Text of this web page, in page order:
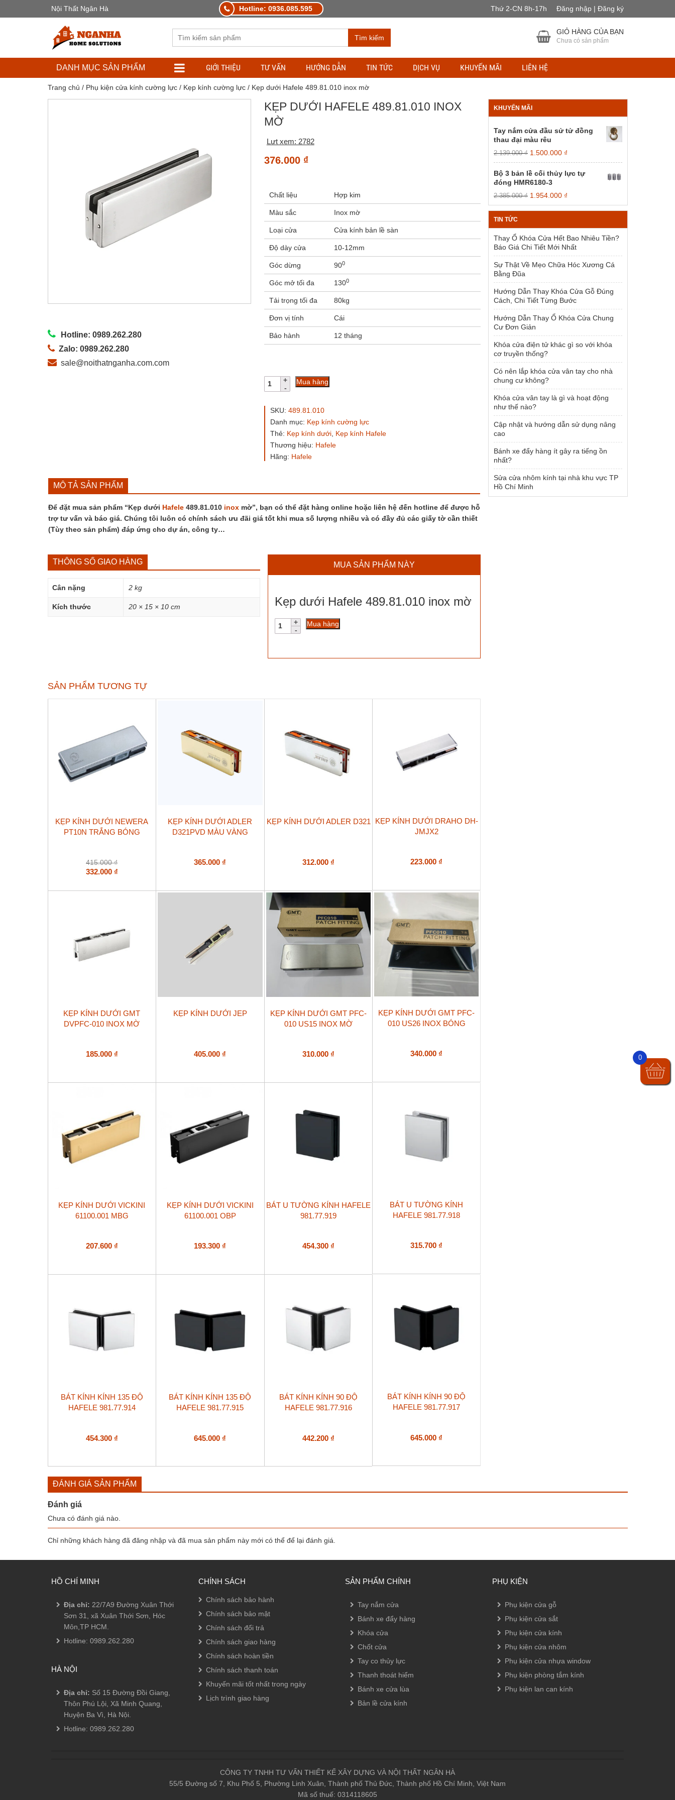
Nội Thất Ngân Hà Hotline: 0936.085.595 Thứ 2-CN 8h-17h Đăng nhập | Đăng ký
Tìm kiếm
GIỎ HÀNG CỦA BẠN
Chưa có sản phẩm
DANH MỤC SẢN PHẨM GIỚI THIỆU TƯ VẤN HƯỚNG DẪN TIN TỨC DỊCH VỤ KHUYẾN MÃI LIÊN HỆ
Trang chủ / Phụ kiện cửa kính cường lực/ Kẹp kính cường lực/ Kẹp dưới Hafele 489.81.010 inox mờ
Hotline: 0989.262.280
Zalo: 0989.262.280
sale@noithatnganha.com.com
KẸP DƯỚI HAFELE 489.81.010 INOX
MỜ
Lưt xem: 2782
376.000 ₫
Chất liệu Hợp kim
Màu sắc Inox mờ
Loại cửa Cửa kính bản lề sàn
Độ dày cửa 10-12mm
Góc dừng 900
Góc mở tối đa 1300
Tải trọng tối đa 80kg
Đơn vị tính Cái
Bảo hành 12 tháng
Kẹp
489.81.010
mờ
số
lượng
Mua hàng
SKU: 489.81.010
Danh mục: Kẹp kính cường lực
Thẻ: Kẹp kính dưới, Kẹp kính Hafele
Thương hiệu: Hafele
Hãng: Hafele
MÔ TẢ SẢN PHẨM
Để đặt mua sản phẩm “Kẹp dưới Hafele489.81.010 inoxmờ”, bạn có thể đặt hàng online hoặc liên hệ đến hotline để được hỗ
trợ tư vấn và báo giá. Chúng tôi luôn có chính sách ưu đãi giá tốt khi mua số lượng nhiều và có đầy đủ các giấy tờ cần thiết
(Tùy theo sản phẩm) đáp ứng cho dự án, công ty…
THÔNG SỐ GIAO HÀNG
Cân nặng 2 kg
Kích thước 20 × 15 × 10 cm
MUA SẢN PHẨM NÀY
Kẹp dưới Hafele 489.81.010 inox mờ
Kẹp
inox
Mua hàng
SẢN PHẨM TƯƠNG TỰ
KẸP KÍNH DƯỚI NEWERA
PT10N TRẮNG BÓNG
415.000₫
332.000 ₫
KẸP KÍNH DƯỚI ADLER
D321PVD MÀU VÀNG
365.000 ₫
KẸP KÍNH DƯỚI ADLER D321
312.000 ₫
KẸP KÍNH DƯỚI DRAHO DH-
JMJX2
223.000 ₫
KẸP KÍNH DƯỚI GMT
DVPFC-010 INOX MỜ
185.000 ₫
KẸP KÍNH DƯỚI JEP
405.000 ₫
KẸP KÍNH DƯỚI GMT PFC-
010 US15 INOX MỜ
310.000 ₫
KẸP KÍNH DƯỚI GMT PFC-
010 US26 INOX BÓNG
340.000 ₫
KẸP KÍNH DƯỚI VICKINI
61100.001 MBG
207.600 ₫
KẸP KÍNH DƯỚI VICKINI
61100.001 OBP
193.300 ₫
BÁT U TƯỜNG KÍNH HAFELE
981.77.919
454.300 ₫
BÁT U TƯỜNG KÍNH
HAFELE 981.77.918
315.700 ₫
BÁT KÍNH KÍNH 135 ĐỘ
HAFELE 981.77.914
454.300 ₫
BÁT KÍNH KÍNH 135 ĐỘ
HAFELE 981.77.915
645.000 ₫
BÁT KÍNH KÍNH 90 ĐỘ
HAFELE 981.77.916
442.200 ₫
BÁT KÍNH KÍNH 90 ĐỘ
HAFELE 981.77.917
645.000 ₫
KHUYẾN MÃI
Tay nắm cửa đầu sử tử đồng
thau đại màu rêu
2.139.000₫ Giá
gốc
là:
2.139.000 ₫.
1.500.000 ₫
hiện
là:
Bộ 3 bản lề cối thủy lực tự
đóng HMR6180-3
2.385.000₫ Giá
gốc
là:
1.954.000 ₫
hiện
tại
1.954.000 ₫.
TIN TỨC
Thay Ổ Khóa Cửa Hết Bao Nhiêu Tiền?
Báo Giá Chi Tiết Mới Nhất
Sự Thật Về Mẹo Chữa Hóc Xương Cá
Bằng Đũa
Hướng Dẫn Thay Khóa Cửa Gỗ Đúng
Cách, Chi Tiết Từng Bước
Hướng Dẫn Thay Ổ Khóa Cửa Chung
Cư Đơn Giản
Khóa cửa điện tử khác gì so với khóa
cơ truyền thống?
Có nên lắp khóa cửa vân tay cho nhà
chung cư không?
Khóa cửa vân tay là gì và hoạt động
như thế nào?
Cập nhật và hướng dẫn sử dụng nâng
cao
Bánh xe đẩy hàng ít gây ra tiếng ồn
nhất?
Sửa cửa nhôm kính tại nhà khu vực TP
Hồ Chí Minh
ĐÁNH GIÁ SẢN PHẨM
Đánh giá
Chưa có đánh giá nào.
Chỉ những khách hàng đã đăng nhập và đã mua sản phẩm này mới có thể để lại đánh giá.
HỒ CHÍ MINH
Địa chỉ: 22/7A9 Đường Xuân Thới
Sơn 31, xã Xuân Thới Sơn, Hóc
Môn,TP HCM.
Hotline: 0989.262.280
HÀ NỘI
Địa chỉ: Số 15 Đường Đồi Giang,
Thôn Phú Lội, Xã Minh Quang,
Huyện Ba Vì, Hà Nội.
Hotline: 0989.262.280
CHÍNH SÁCH
Chính sách bảo hành
Chính sách bảo mật
Chính sách đổi trả
Chính sách giao hàng
Chính sách hoàn tiền
Chính sách thanh toán
Khuyến mãi tốt nhất trong ngày
Lịch trình giao hàng
SẢN PHẨM CHÍNH
Tay nắm cửa
Bánh xe đẩy hàng
Khóa cửa
Chốt cửa
Tay co thủy lực
Thanh thoát hiểm
Bánh xe cửa lùa
Bản lề cửa kính
PHỤ KIỆN
Phụ kiện cửa gỗ
Phụ kiện cửa sắt
Phụ kiện cửa kính
Phụ kiện cửa nhôm
Phụ kiện cửa nhựa window
Phụ kiện phòng tắm kính
Phụ kiện lan can kính
CÔNG TY TNHH TƯ VẤN THIẾT KẾ XÂY DỰNG VÀ NỘI THẤT NGÂN HÀ
55/5 Đường số 7, Khu Phố 5, Phường Linh Xuân, Thành phố Thủ Đức, Thành phố Hồ Chí Minh, Việt Nam
Mã số thuế: 0314118605
0